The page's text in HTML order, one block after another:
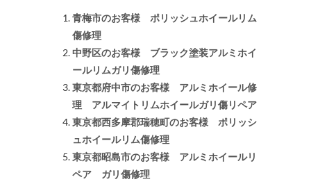
青梅市のお客様 ポリッシュホイールリム
傷修理
中野区のお客様 ブラック塗装アルミホイ
ールリムガリ傷修理
東京都府中市のお客様 アルミホイール修
理 アルマイトリムホイールガリ傷リペア
東京都西多摩郡瑞穂町のお客様 ポリッシ
ュホイールリム傷修理
東京都昭島市のお客様 アルミホイールリ
ペア ガリ傷修理